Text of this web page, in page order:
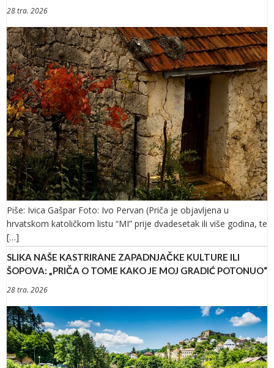
28 tra. 2026
Piše: Ivica Gašpar Foto: Ivo Pervan (Priča je objavljena u
hrvatskom katoličkom listu “MI” prije dvadesetak ili više godina, te
[…]
SLIKA NAŠE KASTRIRANE ZAPADNJAČKE KULTURE ILI
ŠOPOVA: „PRIČA O TOME KAKO JE MOJ GRADIĆ POTONUO“
28 tra. 2026